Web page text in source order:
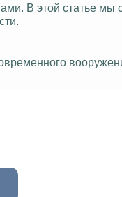
В этой статье